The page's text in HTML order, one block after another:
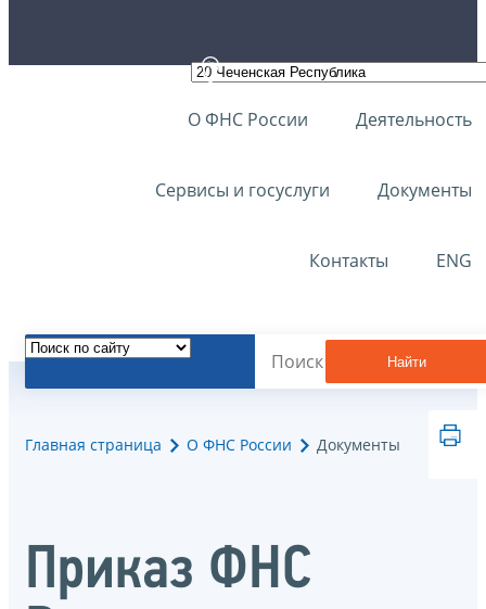
О ФНС России Деятельность
Сервисы и госуслуги Документы
Контакты ENG
Найти
Главная страница О ФНС России Документы
Приказ ФНС